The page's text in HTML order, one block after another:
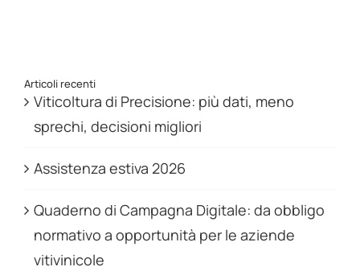
Articoli recenti
Viticoltura di Precisione: più dati, meno
sprechi, decisioni migliori
Assistenza estiva 2026
Quaderno di Campagna Digitale: da obbligo
normativo a opportunità per le aziende
vitivinicole